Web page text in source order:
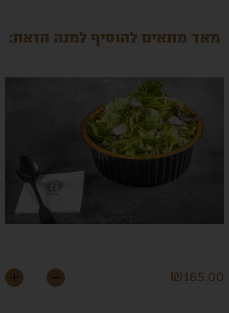
מאד מתאים להוסיף למנה הזאת:
₪